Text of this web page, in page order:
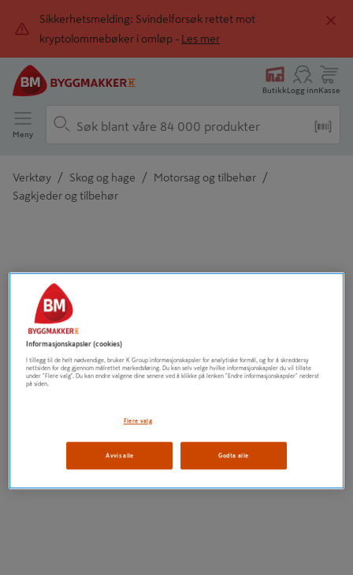
Sikkerhetsmelding: Svindelforsøk rettet mot
kryptolommebøker i omløp -
Les mer
ButikkLogg innKasse
Meny
Verktøy / Skog og hage / Motorsag og tilbehør /
Sagkjeder og tilbehør
Informasjonskapsler (cookies)
I tillegg til de helt nødvendige, bruker K Group informasjonskapsler for analytiske formål, og for å skreddersy
nettsiden for deg gjennom målrettet markedsføring. Du kan selv velge hvilke informasjonskapsler du vil tillate
under "Flere valg". Du kan endre valgene dine senere ved å klikke på lenken "Endre informasjonskapsler" nederst
på siden.
Flere valg
Avvis alle Godta alle